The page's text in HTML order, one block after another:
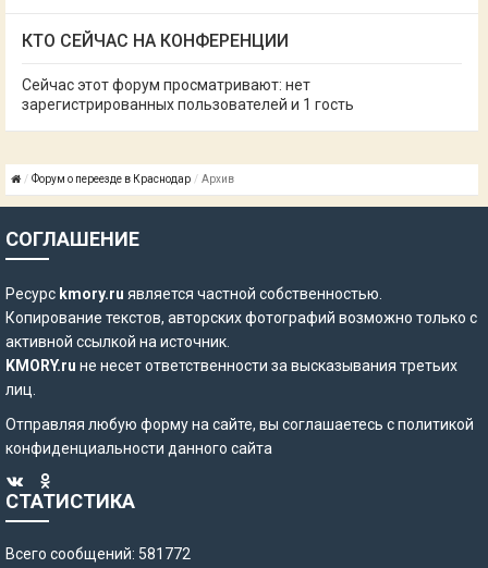
КТО СЕЙЧАС НА КОНФЕРЕНЦИИ
Сейчас этот форум просматривают: нет
зарегистрированных пользователей и 1 гость
Форум о переезде в Краснодар Архив
СОГЛАШЕНИЕ
Ресурс kmory.ru является частной собственностью.
Копирование текстов, авторских фотографий возможно только с
активной ссылкой на источник.
KMORY.ru не несет ответственности за высказывания третьих
лиц.
Отправляя любую форму на сайте, вы соглашаетесь сполитикой
конфиденциальности данного сайта
СТАТИСТИКА
Всего сообщений: 581772